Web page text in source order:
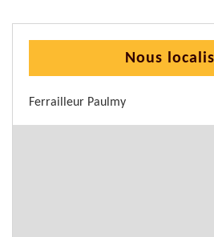
Nous
Ferrailleur Paulmy